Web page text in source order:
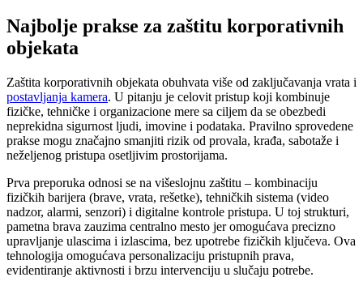
Najbolje prakse za zaštitu korporativnih
objekata
Zaštita korporativnih objekata obuhvata više od zaključavanja vrata i
postavljanja kamera. U pitanju je celovit pristup koji kombinuje
fizičke, tehničke i organizacione mere sa ciljem da se obezbedi
neprekidna sigurnost ljudi, imovine i podataka. Pravilno sprovedene
prakse mogu značajno smanjiti rizik od provala, krađa, sabotaže i
neželjenog pristupa osetljivim prostorijama.
Prva preporuka odnosi se na višeslojnu zaštitu – kombinaciju
fizičkih barijera (brave, vrata, rešetke), tehničkih sistema (video
nadzor, alarmi, senzori) i digitalne kontrole pristupa. U toj strukturi,
pametna brava zauzima centralno mesto jer omogućava precizno
upravljanje ulascima i izlascima, bez upotrebe fizičkih ključeva. Ova
tehnologija omogućava personalizaciju pristupnih prava,
evidentiranje aktivnosti i brzu intervenciju u slučaju potrebe.